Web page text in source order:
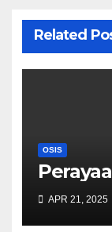
Related
OSIS
APR 21, 2025